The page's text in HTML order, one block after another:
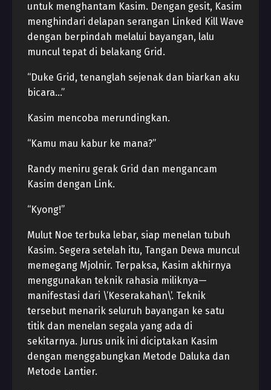
untuk menghantam Kasim. Dengan gesit, Kasim
menghindari delapan serangan Linked Kill Wave
dengan berpindah melalui bayangan, lalu
muncul tepat di belakang Grid.
“Duke Grid, tenanglah sejenak dan biarkan aku
bicara…”
Kasim mencoba merundingkan.
“Kamu mau kabur ke mana?”
Randy meniru gerak Grid dan mengancam
Kasim dengan Link.
“Kyong!”
Mulut Noe terbuka lebar, siap menelan tubuh
Kasim. Segera setelah itu, Tangan Dewa muncul
memegang Mjolnir. Terpaksa, Kasim akhirnya
menggunakan teknik rahasia miliknya—
manifestasi dari \’Keserakahan\’. Teknik
tersebut menarik seluruh bayangan ke satu
titik dan menelan segala yang ada di
sekitarnya. Jurus unik ini diciptakan Kasim
dengan menggabungkan Metode Daluka dan
Metode Lantier.